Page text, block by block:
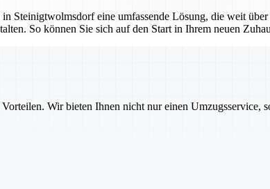
Steinigtwolmsdorf eine umfassende Lösung, die weit
So können Sie sich auf den Start in Ihrem neuen
Wir bieten Ihnen nicht nur einen